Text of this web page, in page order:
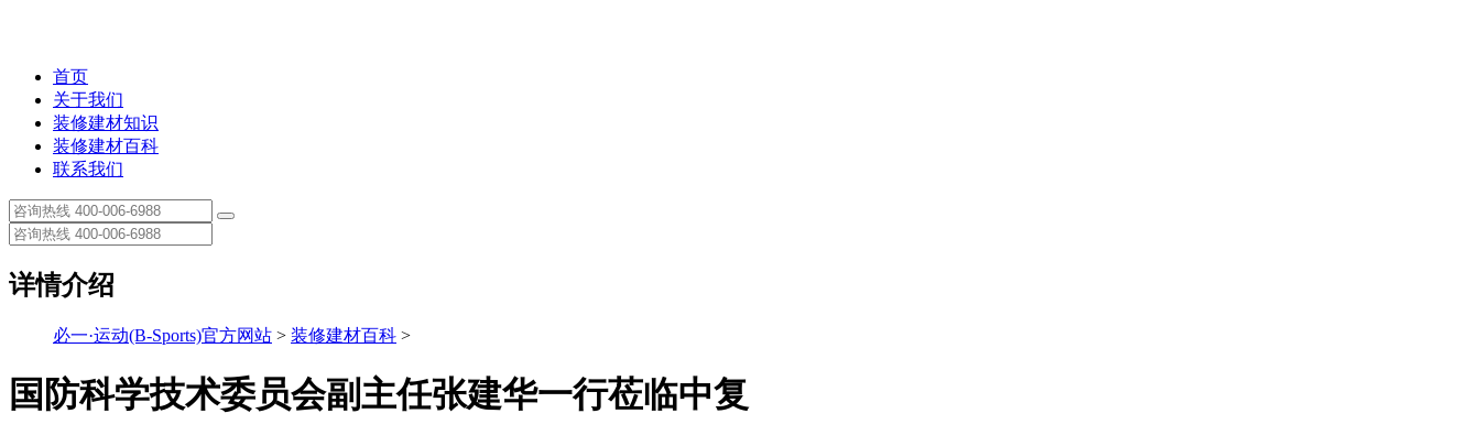
首页
关于我们
装修建材知识
装修建材百科
联系我们
详情介绍
必一·运动(B-Sports)官方网站 > 装修建材百科 >
国防科学技术委员会副主任张建华一行莅临中复